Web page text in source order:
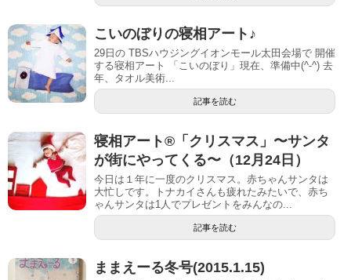
こいのぼりの寝相アート♪
29日の TBSハウジングイオンモール太田会場で 開催
する寝相アート 「こいのぼり」現在、準備中(^-^) 去
年、タオル美術...
記事を読む
寝相アート®︎「クリスマス」〜サンタ
が街にやってくる〜（12月24日）
今日は１年に一度のクリスマス。赤ちゃんサンタは
大忙しです。トナカイさんも疲れたみたいで、赤ち
ゃんサンタは1人でプレゼントをみんなの...
記事を読む
ままえーる冬号(2015.1.15)